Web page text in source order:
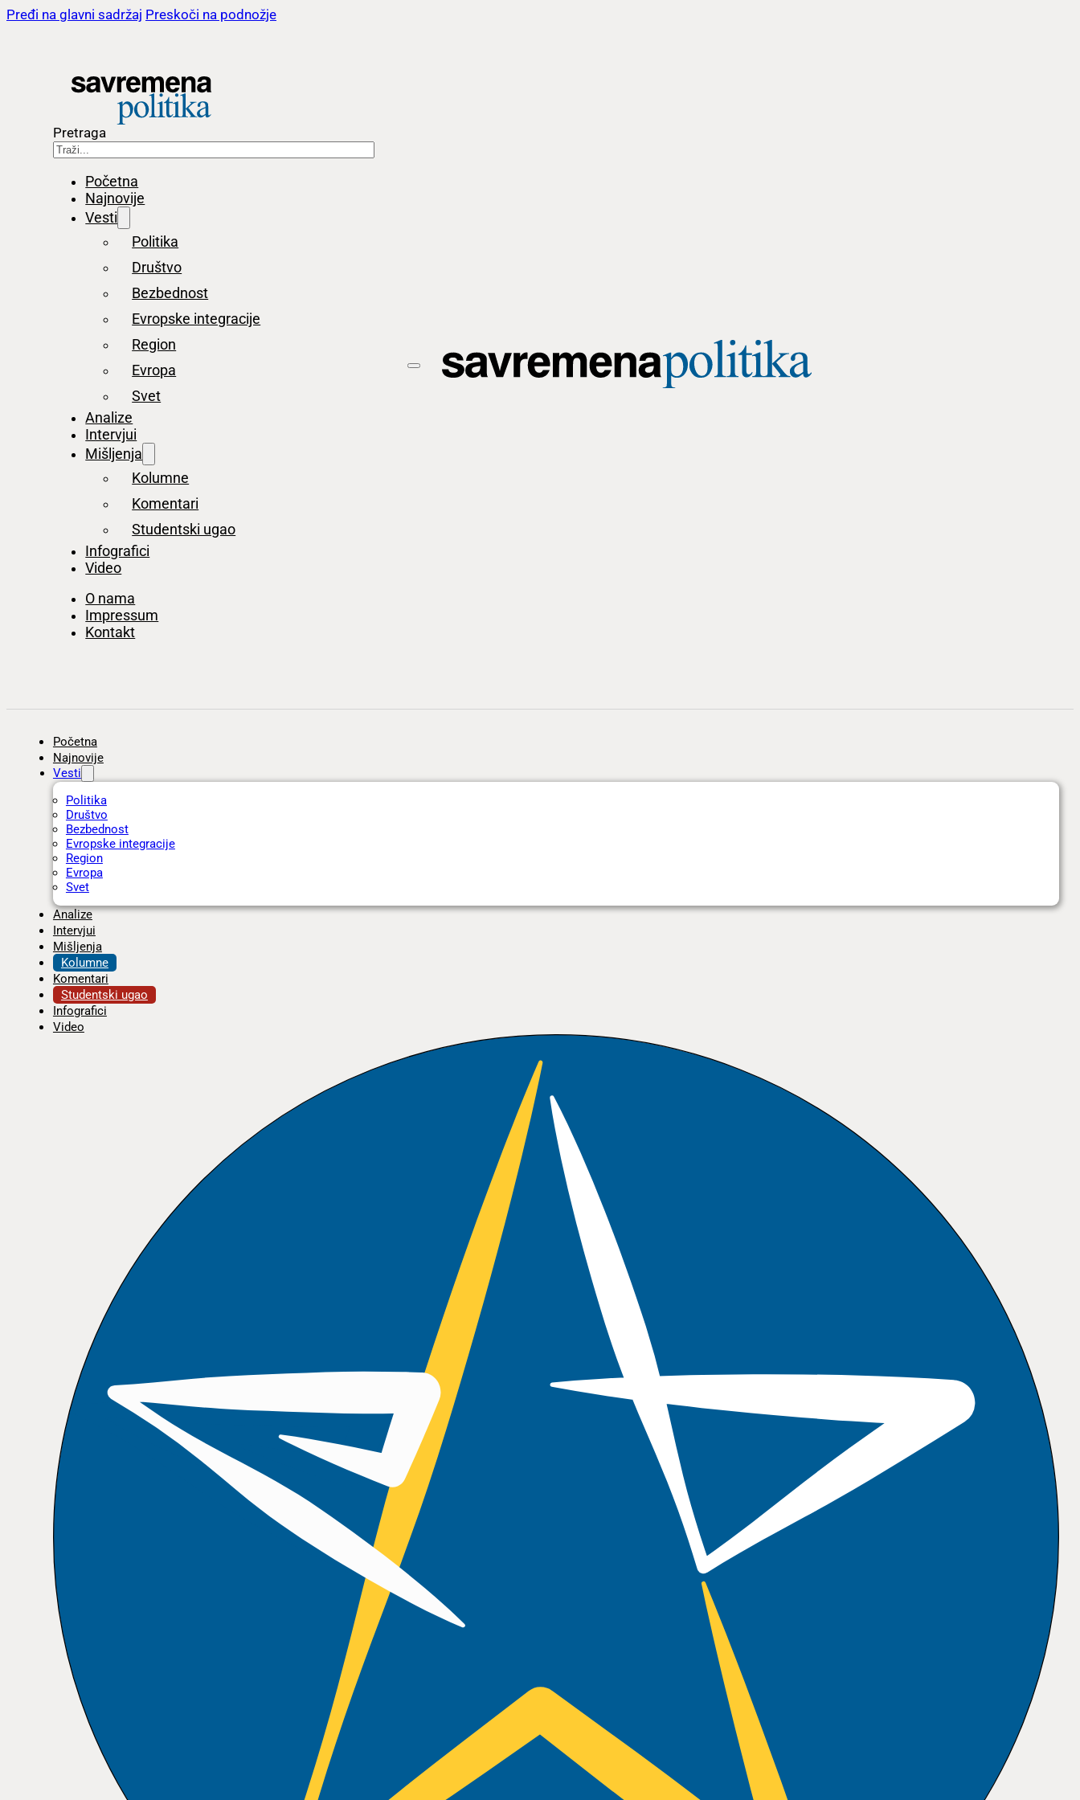
Pređi na glavni sadržaj Preskoči na podnožje
Pretraga
Početna
Najnovije
Vesti
Politika
Društvo
Bezbednost
Evropske integracije
Region
Evropa
Svet
Analize
Intervjui
Mišljenja
Kolumne
Komentari
Studentski ugao
Infografici
Video
O nama
Impressum
Kontakt
Početna
Najnovije
Vesti
Politika
Društvo
Bezbednost
Evropske integracije
Region
Evropa
Svet
Analize
Intervjui
Mišljenja
Kolumne
Komentari
Studentski ugao
Infografici
Video